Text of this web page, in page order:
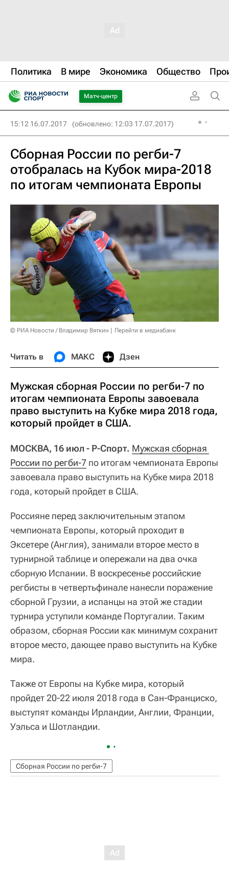
Политика В мире Экономика Общество
Матч-центр
15:12 16.07.2017 (обновлено: 12:03 17.07.2017)
Сборная России по регби-7
отобралась на Кубок мира-2018
по итогам чемпионата Европы
© РИА Новости / Владимир Вяткин Перейти в медиабанк
Читать в МАКС Дзен
Мужская сборная России по регби-7 по
итогам чемпионата Европы завоевала
право выступить на Кубке мира 2018 года,
который пройдет в США.
МОСКВА, 16 июл - Р-Спорт. Мужская сборная
России по регби-7 по итогам чемпионата Европы
завоевала право выступить на Кубке мира 2018
года, который пройдет в США.
Россияне перед заключительным этапом
чемпионата Европы, который проходит в
Эксетере (Англия), занимали второе место в
турнирной таблице и опережали на два очка
сборную Испании. В воскресенье российские
регбисты в четвертьфинале нанесли поражение
сборной Грузии, а испанцы на этой же стадии
турнира уступили команде Португалии. Таким
образом, сборная России как минимум сохранит
второе место, дающее право выступить на Кубке
мира.
Также от Европы на Кубке мира, который
пройдет 20-22 июля 2018 года в Сан-Франциско,
выступят команды Ирландии, Англии, Франции,
Уэльса и Шотландии.
Сборная России по регби-7